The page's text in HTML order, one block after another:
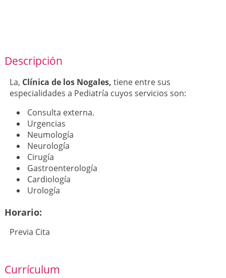
Descripción
La, Clínica de los Nogales, tiene entre sus
especialidades a Pediatría cuyos servicios son:
Consulta externa.
Urgencias
Neumología
Neurología
Cirugía
Gastroenterología
Cardiología
Urología
Horario:
Previa Cita
Currículum